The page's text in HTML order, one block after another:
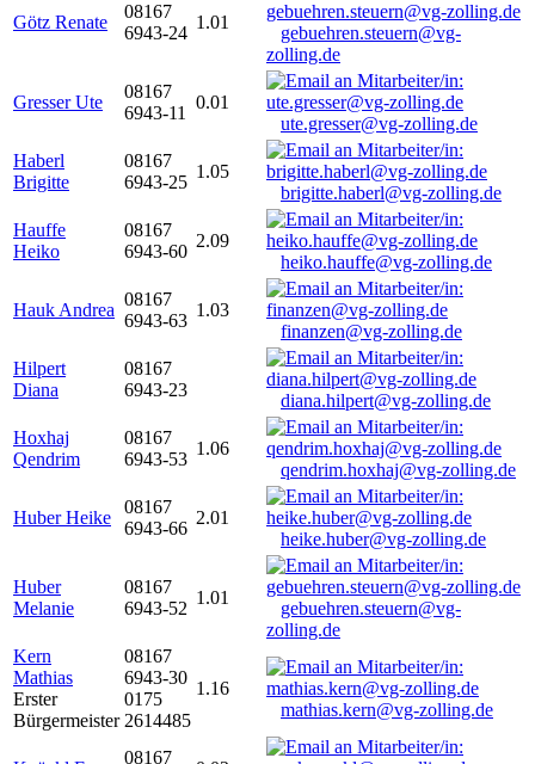
Götz Renate
08167
6943-24
1.01
gebuehren.steuern@vg-
zolling.de
Gresser Ute
08167
6943-11
0.01
ute.gresser@vg-zolling.de
Haberl
Brigitte
08167
6943-25
1.05
brigitte.haberl@vg-zolling.de
Hauffe
Heiko
08167
6943-60
2.09
heiko.hauffe@vg-zolling.de
Hauk Andrea
08167
6943-63
1.03
finanzen@vg-zolling.de
Hilpert
Diana
08167
6943-23
diana.hilpert@vg-zolling.de
Hoxhaj
Qendrim
08167
6943-53
1.06
qendrim.hoxhaj@vg-zolling.de
Huber Heike
08167
6943-66
2.01
heike.huber@vg-zolling.de
Huber
Melanie
08167
6943-52
1.01
gebuehren.steuern@vg-
zolling.de
Kern
Mathias
Erster
Bürgermeister
08167
6943-30
0175
2614485
1.16
mathias.kern@vg-zolling.de
08167